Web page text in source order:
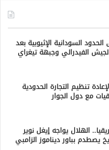
تسلم مدرعات باكستانية
الإخبارية 2021